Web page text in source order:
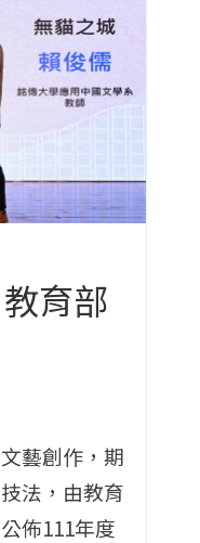
育部
藝創作，期
法，由教育
佈111年度